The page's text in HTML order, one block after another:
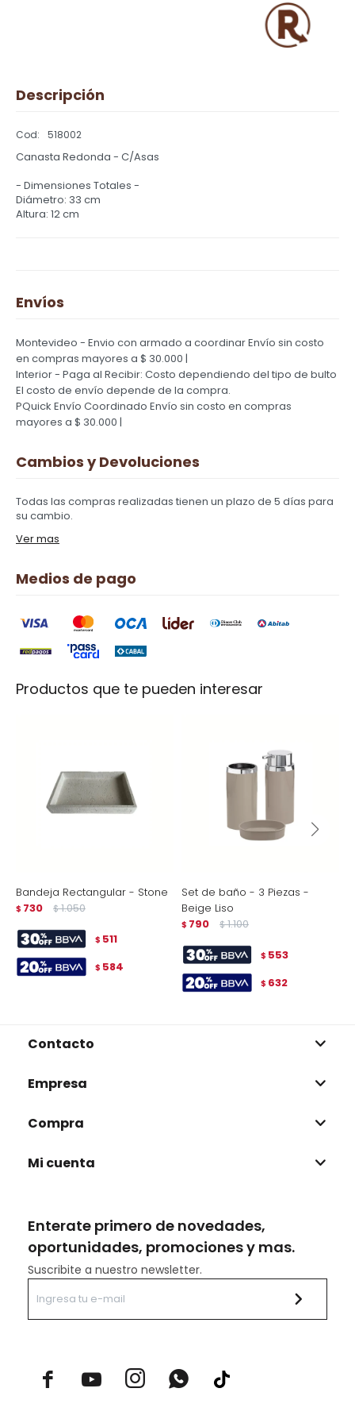
Descripción
518002
Canasta Redonda - C/Asas
- Dimensiones Totales -
Diámetro: 33 cm
Altura: 12 cm
Envíos
Montevideo - Envio con armado a coordinarEnvío sin costo
en compras mayores a $ 30.000 |
Interior - Paga al Recibir: Costo dependiendo del tipo de bulto
El costo de envío depende de la compra.
PQuick Envío Coordinado Envío sin costo en compras
mayores a $ 30.000 |
Cambios y Devoluciones
Todas las compras realizadas tienen un plazo de 5 días para
su cambio.
Ver mas
Medios de pago
Productos que te pueden interesar
Bandeja Rectangular - Stone
$ 730 $ 1.050
$ 511
$ 584
Set de baño - 3 Piezas -
Beige Liso
$ 790 $ 1.100
$ 553
$ 632
Enterate primero de novedades,
oportunidades, promociones y mas.
Suscribite a nuestro newsletter.
  
Contacto
Empresa
Compra
Mi cuenta